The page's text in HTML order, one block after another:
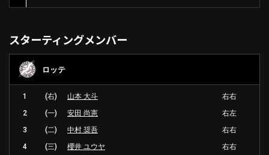
スターティングメンバー
ロッテ
1 (右) 山本 大斗
右右
2
(一) 安田 尚憲
右左
3
(二) 中村 奨吾
右右
4
(三) 櫻井 ユウヤ
右右